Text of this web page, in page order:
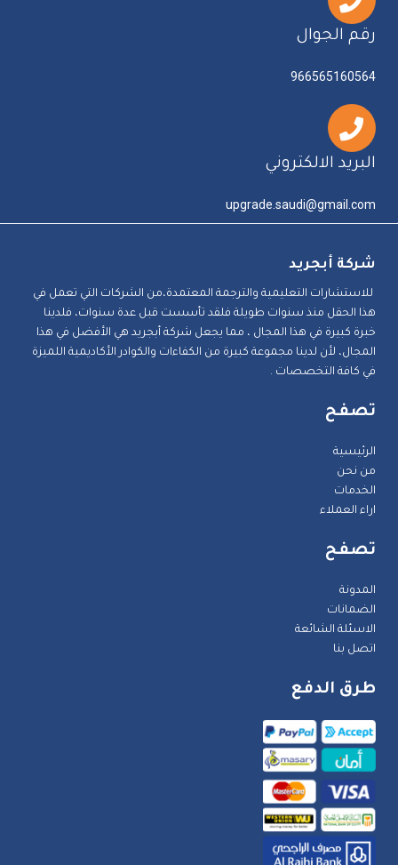
رقم الجوال
966565160564
البريد الالكتروني
upgrade.saudi@gmail.com
شركة أبجريد
للاستشارات التعليمية والترجمة المعتمدة،من الشركات التي تعمل في
هذا الحقل منذ سنوات طويلة فلقد تأسست قبل عدة سنوات، فلدينا
خبرة كبيرة في هذا المجال ، مما يجعل شركة أبجريد هي الأفضل في هذا
المجال، لأن لدينا مجموعة كبيرة من الكفاءات والكوادر الأكاديمية اللميزة
في كافة التخصصات .
تصفح
الرئيسية
من نحن
الخدمات
اراء العملاء
تصفح
المدونة
الضمانات
الاسئلة الشائعة
اتصل بنا
طرق الدفع